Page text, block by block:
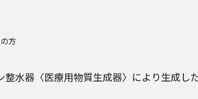
の方
水器〈医療用物質生成器〉により生成し